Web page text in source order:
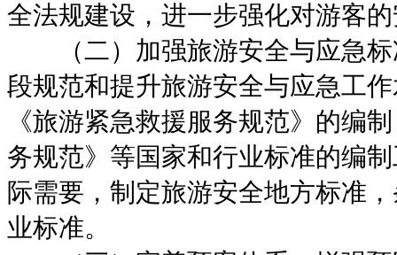
全法规建设，进一步强化对游客
（二）加强旅游安全与应急标
段规范和提升旅游安全与应急工
《旅游紧急救援服务规范》的编
务规范》等国家和行业标准的编
际需要，制定旅游安全地方标准
业标准。